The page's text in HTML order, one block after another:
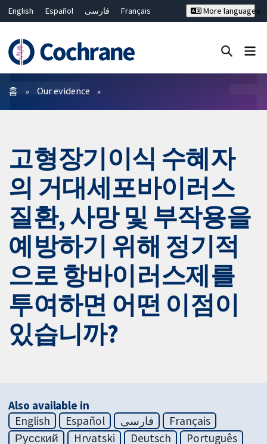
English Español فارسی
Français
Bahasa Malaysia
ไทย
繁體中文
简体中文
More languages
필터
홈 Our evidence
고형장기이식 수혜자
의 거대세포바이러스
질환, 사망 및 부작용을
예방하기 위해 정기적
으로 항바이러스제를
투여하면 어떤 이점이
있습니까?
Also available in
English
Español فارسی
Français
Русский
Hrvatski Deutsch
Português